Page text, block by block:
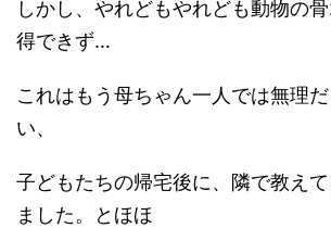
しかし、やれどもやれども動物の
得できず…
これはもう母ちゃん一人では無理
い、
子どもたちの帰宅後に、隣で教え
ました。とほほ